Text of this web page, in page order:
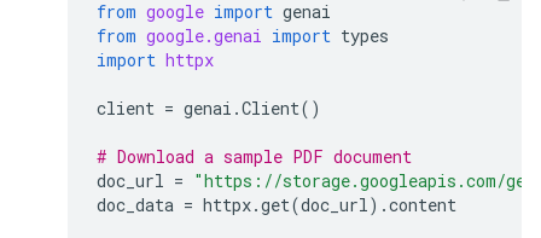
from google import genai
from google.genai import types
import httpx
client = genai .Client()
# Download a sample PDF document
doc_url = "https://storage.googleapis.com/
doc_data = httpx.get(doc_url) .content